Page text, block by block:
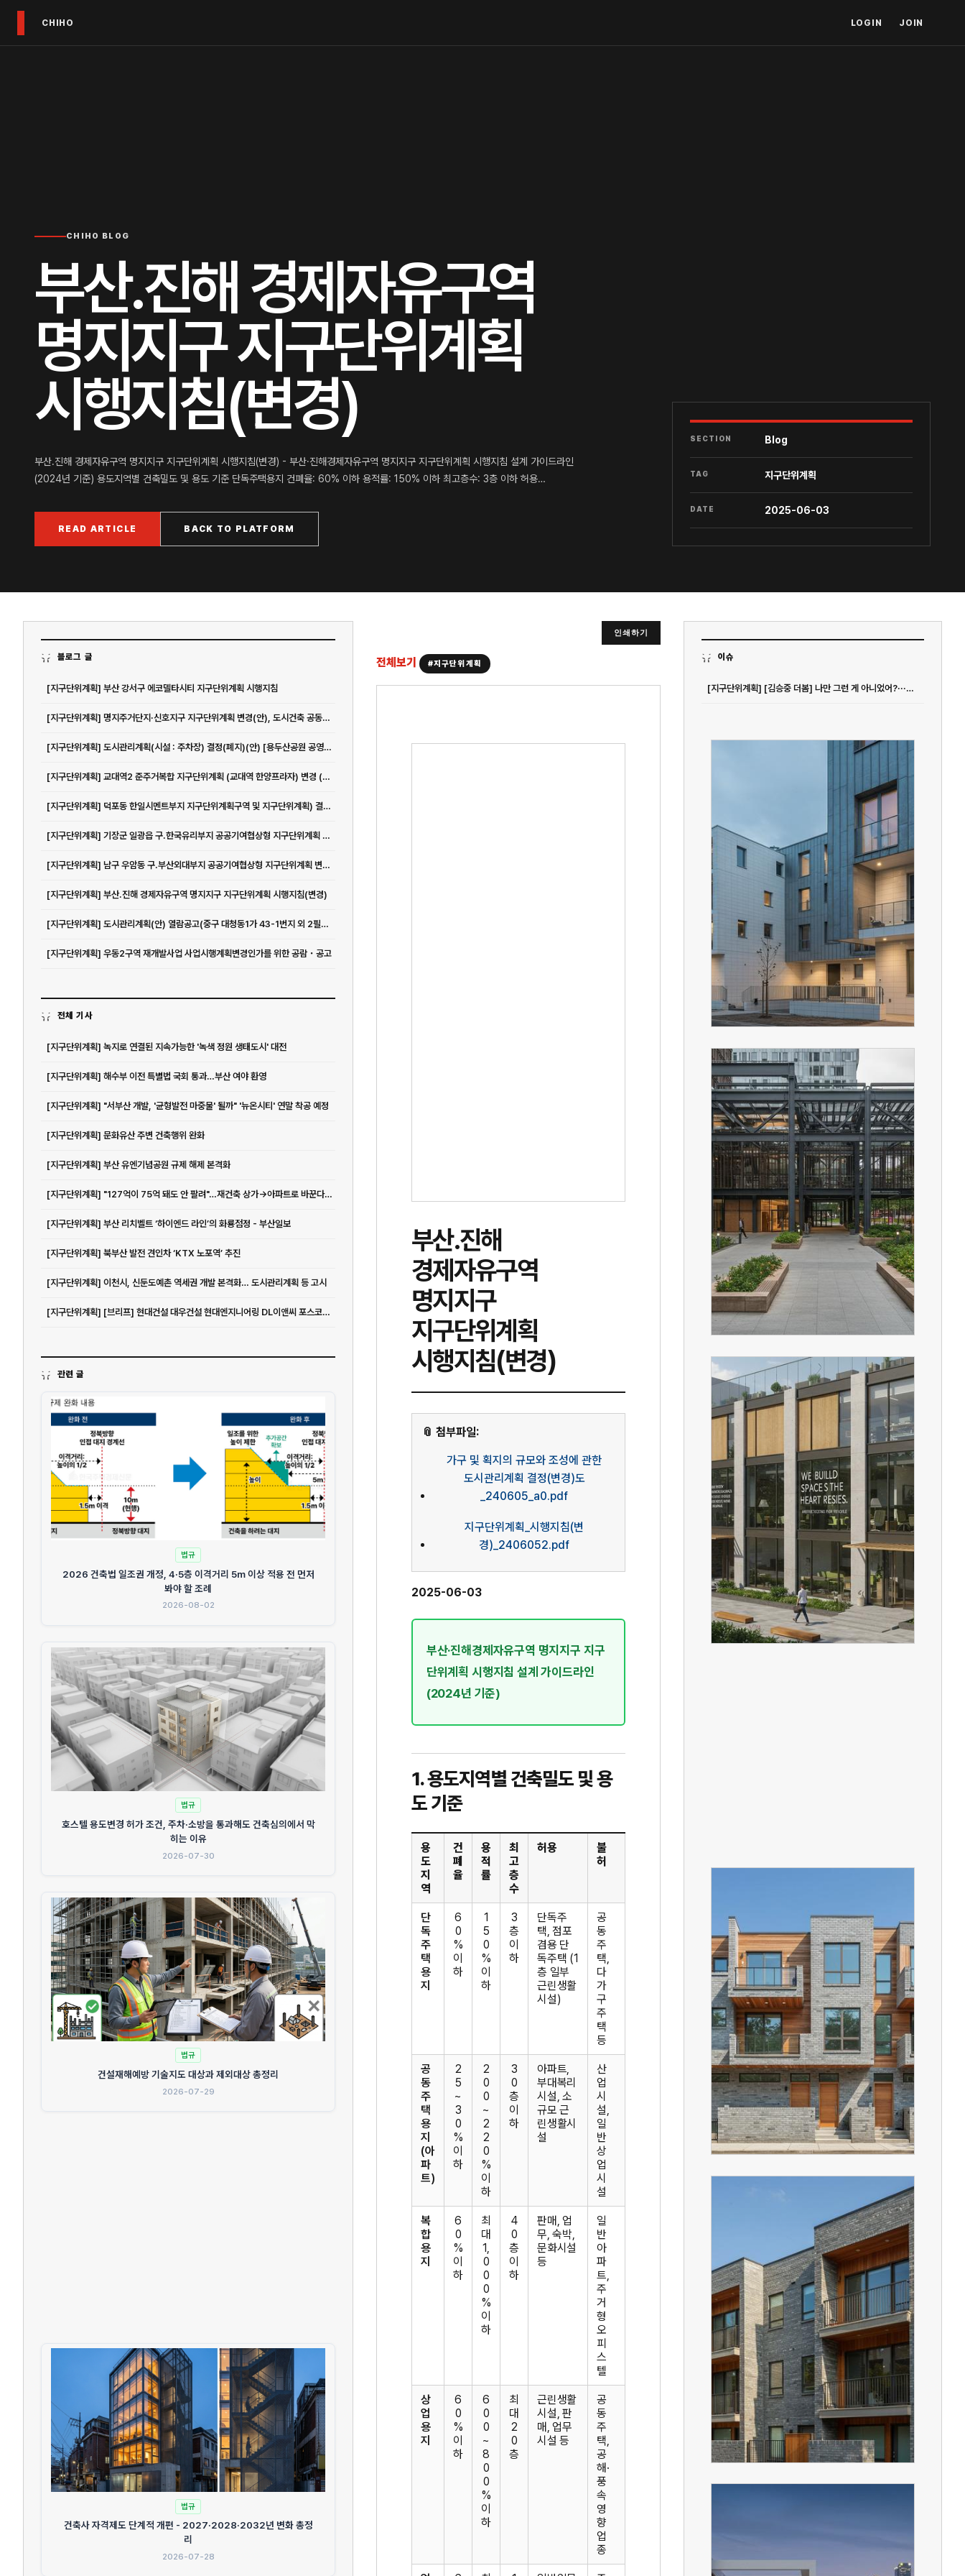
CHIHO LOGIN JOIN
CHIHO BLOG
부산․진해 경제자유구역
명지지구 지구단위계획
시행지침(변경)
부산․진해 경제자유구역 명지지구 지구단위계획 시행지침(변경) - 부산·진해경제자유구역 명지지구 지구단위계획 시행지침 설계 가이드라인
(2024년 기준) 용도지역별 건축밀도 및 용도 기준 단독주택용지 건폐율: 60% 이하 용적률: 150% 이하 최고층수: 3층 이하 허용…
READ ARTICLE BACK TO PLATFORM
SECTION Blog
TAG 지구단위계획
DATE 2025-06-03
블로그 글
[지구단위계획] 부산 강서구 에코델타시티 지구단위계획 시행지침
[지구단위계획] 명지주거단지·신호지구 지구단위계획 변경(안), 도시건축 공동위원회 심의 통과
[지구단위계획] 도시관리계획(시설 : 주차장) 결정(폐지)(안) [용두산공원 공영주차장] 열람공고
[지구단위계획] 교대역2 준주거복합 지구단위계획 (교대역 한양프라자) 변경 (안)
[지구단위계획] 덕포동 한일시멘트부지 지구단위계획구역 및 지구단위계획) 결정(안)
[지구단위계획] 기장군 일광읍 구.한국유리부지 공공기여협상형 지구단위계획 변경(안)
[지구단위계획] 남구 우암동 구.부산외대부지 공공기여협상형 지구단위계획 변경(안)
[지구단위계획] 부산․진해 경제자유구역 명지지구 지구단위계획 시행지침(변경)
[지구단위계획] 도시관리계획(안) 열람공고(중구 대청동1가 43-1번지 외 2필지 일원)
[지구단위계획] 우동2구역 재개발사업 사업시행계획변경인가를 위한 공람・공고
전체 기사
[지구단위계획] 녹지로 연결된 지속가능한 '녹색 정원 생태도시' 대전
[지구단위계획] 해수부 이전 특별법 국회 통과…부산 여야 환영
[지구단위계획] "서부산 개발, '균형발전 마중물' 될까" '뉴온시티' 연말 착공 예정
[지구단위계획] 문화유산 주변 건축행위 완화
[지구단위계획] 부산 유엔기념공원 규제 해제 본격화
[지구단위계획] "127억이 75억 돼도 안 팔려"…재건축 상가→아파트로 바꾼다[집슐랭]
[지구단위계획] 부산 리치벨트 ‘하이엔드 라인’의 화룡점정 - 부산일보
[지구단위계획] 북부산 발전 견인차 ‘KTX 노포역’ 추진
[지구단위계획] 이천시, 신둔도예촌 역세권 개발 본격화… 도시관리계획 등 고시
[지구단위계획] [브리프] 현대건설 대우건설 현대엔지니어링 DL이앤씨 포스코이앤씨 外
관련 글
법규
2026 건축법 일조권 개정, 4·5층 이격거리 5m 이상 적용 전 먼저
봐야 할 조례
2026-08-02
법규
호스텔 용도변경 허가 조건, 주차·소방을 통과해도 건축심의에서 막
히는 이유
2026-07-30
법규
건설재해예방 기술지도 대상과 제외대상 총정리
2026-07-29
법규
건축사 자격제도 단계적 개편 - 2027·2028·2032년 변화 총정
리
2026-07-28
인쇄하기
전체보기 #지구단위계획
부산․진해
경제자유구역
명지지구
지구단위계획
시행지침(변경)
📎 첨부파일:
가구 및 획지의 규모와 조성에 관한
도시관리계획 결정(변경)도
_240605_a0.pdf
지구단위계획_시행지침(변
경)_2406052.pdf
2025-06-03
부산·진해경제자유구역 명지지구 지구
단위계획 시행지침 설계 가이드라인
(2024년 기준)
1. 용도지역별 건축밀도 및 용
도 기준
용
도
지
역
건
폐
율
용
적
률
최
고
층
수
허용
불
허
단
독
주
택
용
지
6
0
%
이
하
1
5
0
%
이
하
3
층
이
하
단독주
택, 점포
겸용 단
독주택 (1
층 일부
근린생활
시설)
공
동
주
택,
다
가
구
주
택
등
공
동
주
택
용
지
(아
파
트)
2
5
~
3
0
%
이
하
2
0
0
~
2
2
0
%
이
하
3
0
층
이
하
아파트,
부대복리
시설, 소
규모 근
린생활시
설
산
업
시
설,
일
반
상
업
시
설
복
합
용
지
6
0
%
이
하
최
대
1,
0
0
0
%
이
하
4
0
층
이
하
판매, 업
무, 숙박,
문화시설
등
일
반
아
파
트,
주
거
형
오
피
스
텔
상
업
용
지
6
0
%
이
하
6
0
0
~
8
0
0
%
이
하
최
대
2
0
층
근린생활
시설, 판
매, 업무
시설 등
공
동
주
택,
공
해·
풍
속
영
향
업
종
이슈
[지구단위계획] [김승중 더봄] 나만 그런 게 아니었어?···시키면 하기 싫어지는 마음, 우회 방법은 < 김승중의 슬기로운 인간관계 < 더봄 < 기사본문 - 여성경제신문